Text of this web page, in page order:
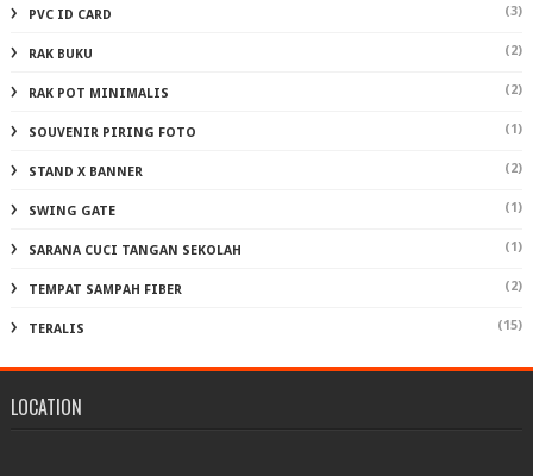
PVC ID CARD (3)
RAK BUKU (2)
RAK POT MINIMALIS (2)
SOUVENIR PIRING FOTO (1)
STAND X BANNER (2)
SWING GATE (1)
SARANA CUCI TANGAN SEKOLAH (1)
TEMPAT SAMPAH FIBER (2)
TERALIS (15)
LOCATION